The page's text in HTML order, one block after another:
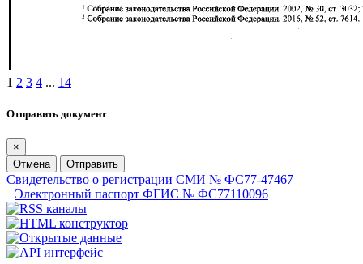
1 2 3 4 ... 14
Отправить документ
×
Отмена
Отправить
Свидетельство о регистрации СМИ № ФС77-47467
Электронный паспорт ФГИС № ФС77110096